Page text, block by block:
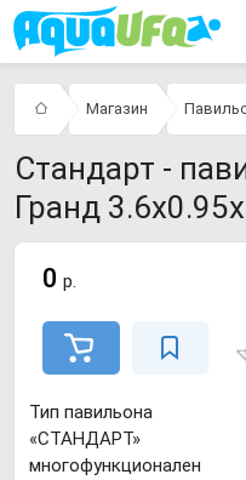
Магазин
Стандарт -
Гранд
0 р.
Тип павильона
«СТАНДАРТ»
многофункционален